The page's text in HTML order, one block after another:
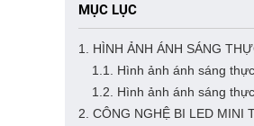
MỤC LỤC
1. HÌNH ẢNH ÁNH SÁNG
1.1. Hình ảnh ánh sáng
1.2. Hình ảnh ánh sáng
2. CÔNG NGHỆ BI LED MINI